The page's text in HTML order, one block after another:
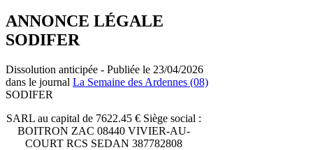
ANNONCE LÉGALE
SODIFER
Dissolution anticipée - Publiée le 23/04/2026
dans le journal La Semaine des Ardennes (08)
SODIFER
SARL au capital de 7622.45 € Siège social :
BOITRON ZAC 08440 VIVIER-AU-
COURT RCS SEDAN 387782808